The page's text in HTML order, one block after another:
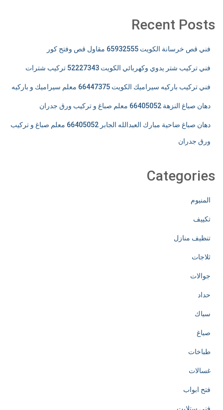
Recent Posts
فني قص خرسانة الكويت 65932555 مقاول قص وفتح كور
فني تركيب شتر يدوي وكهربائي الكويت 52227343 تركيب شترات
فني تركيب باركيه سيراميك الكويت 66447375 معلم سيراميك و باركيه
دهان صباغ النزهة 66405052 معلم صباغ و تركيب ورق جدران
دهان صباغ ضاحية مبارك العبدالله الجابر 66405052 معلم صباغ و تركيب
ورق جدران
Categories
المنيوم
تكييف
تنظيف منازل
ثلاجات
جوالات
حداد
سباك
صباغ
طباخات
غسالات
فتح ابواب
فني ستلايت